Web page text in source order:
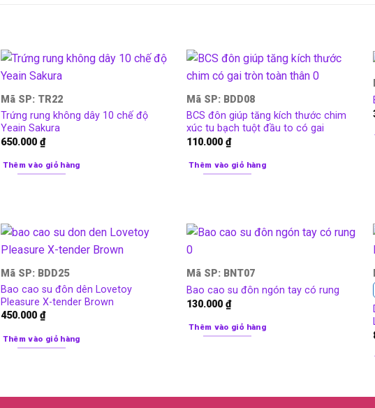
Mã SP: TR22
Trứng rung không dây 10 chế độ
Yeain Sakura
650.000₫
Thêm vào giỏ hàng
Mã SP: BDD08
BCS đôn giúp tăng kích thước chim
xúc tu bạch tuột đầu to có gai
110.000₫
Thêm vào giỏ hàng
Mã SP: BDD25
Bao cao su đôn dên Lovetoy
Pleasure X-tender Brown
450.000₫
Thêm vào giỏ hàng
Mã SP: BNT07
Bao cao su đôn ngón tay có rung
130.000₫
Thêm vào giỏ hàng